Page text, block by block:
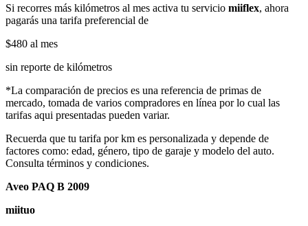
Si recorres más kilómetros al mes activa tu servicio miiflex, ahora
pagarás una tarifa preferencial de
$480 al mes
sin reporte de kilómetros
*La comparación de precios es una referencia de primas de
mercado, tomada de varios compradores en línea por lo cual las
tarifas aqui presentadas pueden variar.
Recuerda que tu tarifa por km es personalizada y depende de
factores como: edad, género, tipo de garaje y modelo del auto.
Consulta términos y condiciones.
Aveo PAQ B 2009
miituo